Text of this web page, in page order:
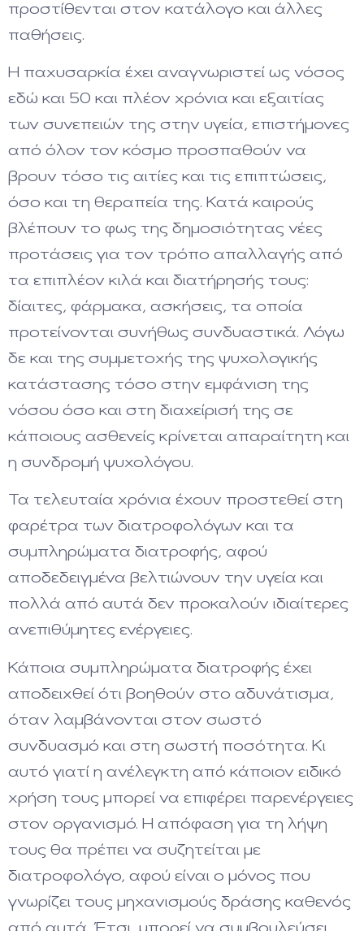
προστίθενται στον κατάλογο και άλλες
παθήσεις.
Η παχυσαρκία έχει αναγνωριστεί ως νόσος
εδώ και 50 και πλέον χρόνια και εξαιτίας
των συνεπειών της στην υγεία, επιστήμονες
από όλον τον κόσμο προσπαθούν να
βρουν τόσο τις αιτίες και τις επιπτώσεις,
όσο και τη θεραπεία της. Κατά καιρούς
βλέπουν το φως της δημοσιότητας νέες
προτάσεις για τον τρόπο απαλλαγής από
τα επιπλέον κιλά και διατήρησής τους:
δίαιτες, φάρμακα, ασκήσεις, τα οποία
προτείνονται συνήθως συνδυαστικά. Λόγω
δε και της συμμετοχής της ψυχολογικής
κατάστασης τόσο στην εμφάνιση της
νόσου όσο και στη διαχείρισή της σε
κάποιους ασθενείς κρίνεται απαραίτητη και
η συνδρομή ψυχολόγου.
Τα τελευταία χρόνια έχουν προστεθεί στη
φαρέτρα των διατροφολόγων και τα
συμπληρώματα διατροφής, αφού
αποδεδειγμένα βελτιώνουν την υγεία και
πολλά από αυτά δεν προκαλούν ιδιαίτερες
ανεπιθύμητες ενέργειες.
Κάποια συμπληρώματα διατροφής έχει
αποδειχθεί ότι βοηθούν στο αδυνάτισμα,
όταν λαμβάνονται στον σωστό
συνδυασμό και στη σωστή ποσότητα. Κι
αυτό γιατί η ανέλεγκτη από κάποιον ειδικό
χρήση τους μπορεί να επιφέρει παρενέργειες
στον οργανισμό. Η απόφαση για τη λήψη
τους θα πρέπει να συζητείται με
διατροφολόγο, αφού είναι ο μόνος που
γνωρίζει τους μηχανισμούς δράσης καθενός